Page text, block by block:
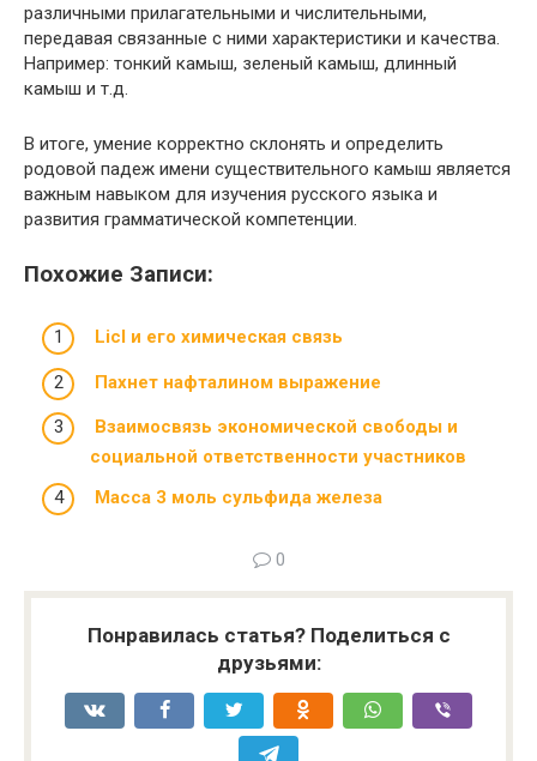
различными прилагательными и числительными,
передавая связанные с ними характеристики и качества.
Например: тонкий камыш, зеленый камыш, длинный
камыш и т.д.
В итоге, умение корректно склонять и определить
родовой падеж имени существительного камыш является
важным навыком для изучения русского языка и
развития грамматической компетенции.
Похожие Записи:
Licl и его химическая связь
Пахнет нафталином выражение
Взаимосвязь экономической свободы и
социальной ответственности участников
Масса 3 моль сульфида железа
0
Понравилась статья? Поделиться с
друзьями: